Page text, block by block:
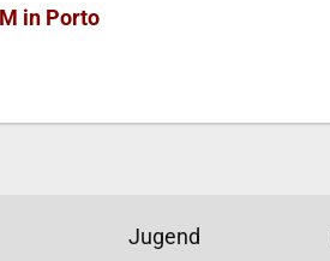
in Porto
Jugend